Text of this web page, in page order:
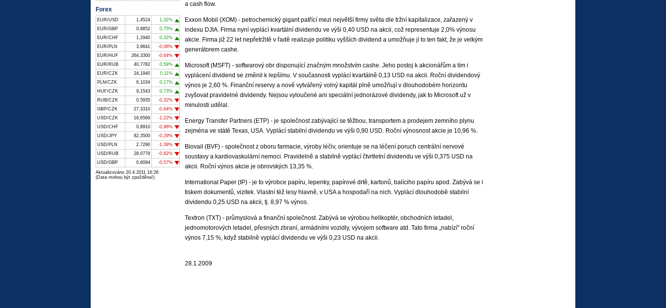
a cash flow.
Exxon Mobil (XOM) - petrochemický gigant patřící mezi největší firmy světa dle tržní kapitalizace, zařazený v
indexu DJIA. Firma nyní vyplácí kvartální dividendu ve výši 0,40 USD na akcii, což representuje 2,0% výnosu
akcie. Firma již 22 let nepřetržitě v řadě realizuje politiku vyšších dividend a umožňuje jí to ten fakt, že je velkým
generátorem cashe.
Microsoft (MSFT) - softwarový obr disponující značným množstvím cashe. Jeho postoj k akcionářům a tím i
vyplácení dividend se změnil k lepšímu. V současnosti vyplácí kvartálně 0,13 USD na akcii. Roční dividendový
výnos je 2,60 %. Finanční reservy a nově vytvářený volný kapitál plně umožňují v dlouhodobém horizontu
zvyšovat pravidelné dividendy. Nejsou vyloučené ani speciální jednorázové dividendy, jak to Microsoft už v
minulosti udělal.
Energy Transfer Partners (ETP) - je společnost zabývající se těžbou, transportem a prodejem zemního plynu
zejména ve státě Texas, USA. Vyplácí stabilní dividendu ve výši 0,90 USD. Roční výnosnost akcie je 10,96 %.
Biovail (BVF) - společnost z oboru farmacie, výroby léčiv, orientuje se na léčení poruch centrální nervové
soustavy a kardiovaskulární nemoci. Pravidelně a stabilně vyplácí čtvrtletní dividendu ve výši 0,375 USD na
akcii. Roční výnos akcie je obrovských 13,35 %.
International Paper (IP) - je to výrobce papíru, lepenky, papírové drtě, kartonů, balíciho papíru apod. Zabývá se i
tiskem dokumentů, vizitek. Vlastní též lesy hlavně, v USA a hospodaří na nich. Vyplácí dlouhodobě stabilní
dividendu 0,25 USD na akcii, tj. 8,97 % výnos.
Textron (TXT) - průmyslová a finanční společnost. Zabývá se výrobou helikoptér, obchodních letadel,
jednomotorových letadel, přesných zbraní, armádními vozidly, vývojem software atd. Tato firma „nabízí" roční
výnos 7,15 %, když stabilně vyplácí dividendu ve výši 0,23 USD na akcii.
28.1.2009
Forex
EUR/USD 1,4524
1,32%
EUR/GBP
0,8852
0,75%
EUR/CHF
1,2940
0,32%
EUR/PLN
3,9641
-0,08%
EUR/HUF
264,3300
-0,64%
EUR/RUB
40,7782
0,59%
EUR/CZK
24,1940
0,11%
PLN/CZK
6,1034
0,17%
HUF/CZK
9,1543
0,73%
RUB/CZK
0,5935
-0,32%
GBP/CZK
27,3310
-0,64%
USD/CZK
16,6569
-1,22%
USD/CHF
0,8910
-0,98%
USD/JPY
82,3500
-0,29%
USD/PLN
2,7290
-1,39%
USD/RUB
28,0779
-0,82%
USD/GBP
0,6094
-0,57%
Aktualizováno 20.4.2011 16:26
(Data mohou být zpožděna!)